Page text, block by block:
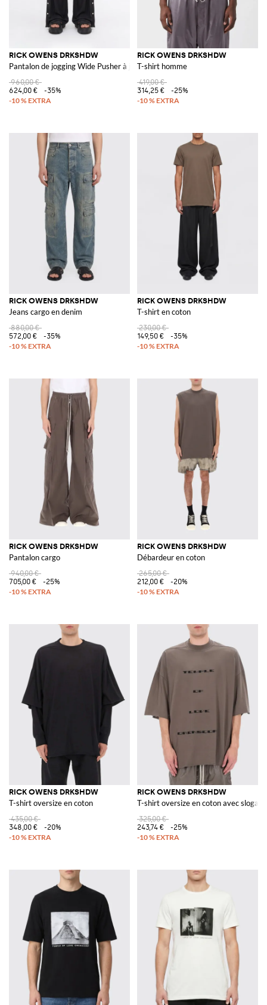
RICK OWENS DRKSHDW
Pantalon de jogging Wide Pusher à jambe large et cordon de serrage
960,00 €
624,00 €
-35%
RICK OWENS DRKSHDW
T-shirt homme
419,00 €
314,25 €
-25%
RICK OWENS DRKSHDW
Jeans cargo en denim
880,00 €
572,00 €
-35%
RICK OWENS DRKSHDW
T-shirt en coton
230,00 €
149,50 €
-35%
RICK OWENS DRKSHDW
Pantalon cargo
940,00 €
705,00 €
-25%
RICK OWENS DRKSHDW
Débardeur en coton
265,00 €
212,00 €
-20%
RICK OWENS DRKSHDW
T-shirt oversize en coton
435,00 €
348,00 €
-20%
RICK OWENS DRKSHDW
T-shirt oversize en coton avec slogan
325,00 €
243,74 €
-25%